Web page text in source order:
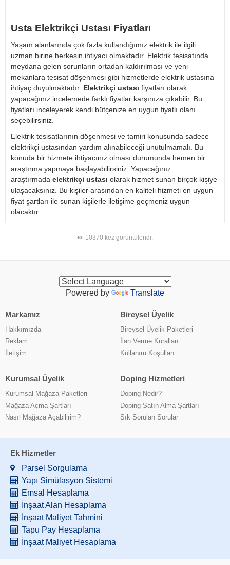
Usta Elektrikçi Ustası Fiyatları
Yaşam alanlarında çok fazla kullandığımız elektrik ile ilgili
uzman birine herkesin ihtiyacı olmaktadır. Elektrik tesisatında
meydana gelen sorunların ortadan kaldırılması ve yeni
mekanlara tesisat döşenmesi gibi hizmetlerde elektrik ustasına
ihtiyaç duyulmaktadır. Elektrikçi ustası fiyatları olarak
yapacağınız incelemede farklı fiyatlar karşınıza çıkabilir. Bu
fiyatları inceleyerek kendi bütçenize en uygun fiyatlı olanı
seçebilirsiniz.
Elektrik tesisatlarının döşenmesi ve tamiri konusunda sadece
elektrikçi ustasından yardım alınabileceği unutulmamalı. Bu
konuda bir hizmete ihtiyacınız olması durumunda hemen bir
araştırma yapmaya başlayabilirsiniz. Yapacağınız
araştırmada elektrikçi ustası olarak hizmet sunan birçok kişiye
ulaşacaksınız. Bu kişiler arasından en kaliteli hizmeti en uygun
fiyat şartları ile sunan kişilerle iletişime geçmeniz uygun
olacaktır.
10370 kez görüntülendi.
Powered by Translate
Markamız
Hakkımızda
Reklam
İletişim
Bireysel Üyelik
Bireysel Üyelik Paketleri
İlan Verme Kuralları
Kullanım Koşulları
Kurumsal Üyelik
Kurumsal Mağaza Paketleri
Mağaza Açma Şartları
Nasıl Mağaza Açabilirim?
Doping Hizmetleri
Doping Nedir?
Doping Satın Alma Şartları
Sık Sorulan Sorular
Ek Hizmetler
Parsel Sorgulama
Yapı Simülasyon Sistemi
Emsal Hesaplama
İnşaat Alan Hesaplama
İnşaat Maliyet Tahmini
Tapu Pay Hesaplama
İnşaat Maliyet Hesaplama